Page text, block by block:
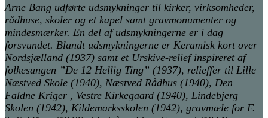
Arne Bang udførte udsmykninger til kirker, virksomheder,
rådhuse, skoler og et kapel samt gravmonumenter og
mindesmærker. En del af udsmykningerne er i dag
forsvundet. Blandt udsmykningerne er Keramisk kort over
Nordsjælland (1937) samt et Urskive-relief inspireret af
folkesangen ”De 12 Hellig Ting” (1937), relieffer til Lille
Næstved Skole (1940), Næstved Rådhus (1940), Den
Faldne Kriger , Vestre Kirkegaard (1940), Lindebjerg
Skolen (1942), Kildemarksskolen (1942), gravmæle for F.